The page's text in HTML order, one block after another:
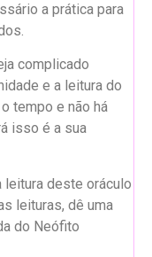
a prática para
complicado
e a leitura do
tempo e não há
isso é a sua
leitura deste oráculo
leituras, dê uma
do Neófito